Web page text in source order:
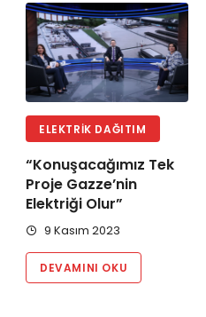
ELEKTRIK DAĞITIM
“Konuşacağımız Tek
Proje Gazze’nin
Elektriği Olur”
9 Kasım 2023
DEVAMINI OKU